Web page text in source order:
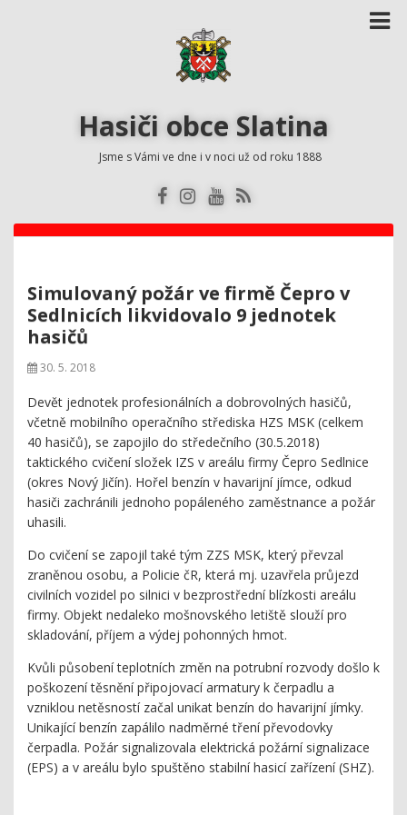
Hasiči obce Slatina
Jsme s Vámi ve dne i v noci už od roku 1888
Simulovaný požár ve firmě Čepro v
Sedlnicích likvidovalo 9 jednotek
hasičů
30. 5. 2018
Devět jednotek profesionálních a dobrovolných hasičů,
včetně mobilního operačního střediska HZS MSK (celkem
40 hasičů), se zapojilo do středečního (30.5.2018)
taktického cvičení složek IZS v areálu firmy Čepro Sedlnice
(okres Nový Jičín). Hořel benzín v havarijní jímce, odkud
hasiči zachránili jednoho popáleného zaměstnance a požár
uhasili.
Do cvičení se zapojil také tým ZZS MSK, který převzal
zraněnou osobu, a Policie čR, která mj. uzavřela průjezd
civilních vozidel po silnici v bezprostřední blízkosti areálu
firmy. Objekt nedaleko mošnovského letiště slouží pro
skladování, příjem a výdej pohonných hmot.
Kvůli působení teplotních změn na potrubní rozvody došlo k
poškození těsnění připojovací armatury k čerpadlu a
vzniklou netěsností začal unikat benzín do havarijní jímky.
Unikající benzín zapálilo nadměrné tření převodovky
čerpadla. Požár signalizovala elektrická požární signalizace
(EPS) a v areálu bylo spuštěno stabilní hasicí zařízení (SHZ).